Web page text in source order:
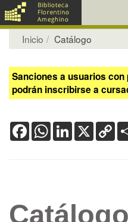
Inicio Catálogo
Sanciones a usuarios
podrán inscribirse a
FacebookWhatsApp
LinkedIn
X
Catálogo